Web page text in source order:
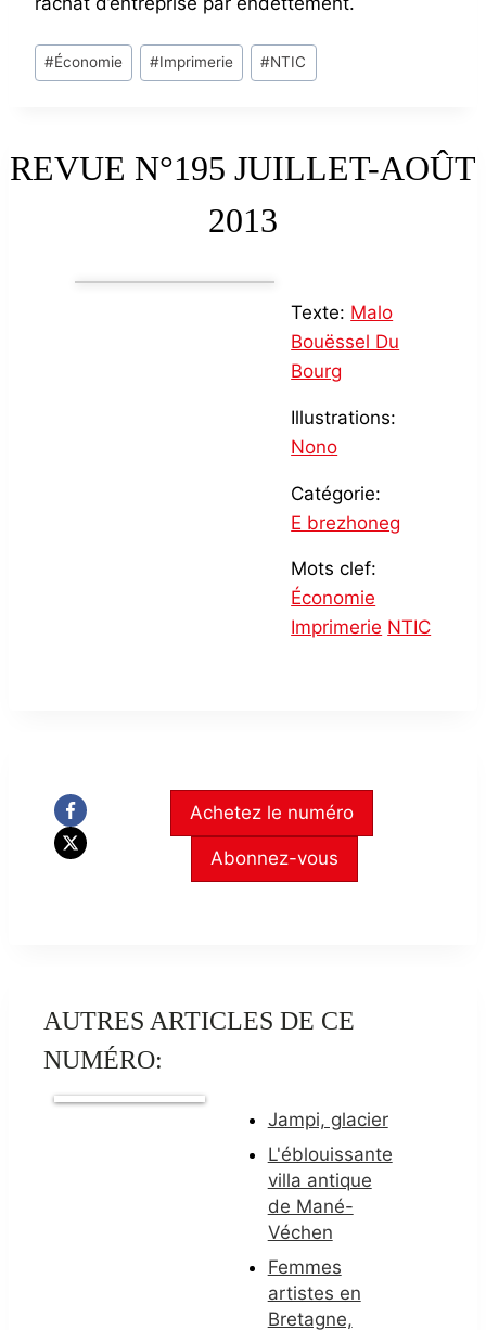
Post
Tags:
#Économie #Imprimerie #NTIC
REVUE N°195 JUILLET-AOÛT
2013
Texte: Malo
Bouëssel Du
Bourg
Illustrations:
Nono
Catégorie:
E brezhoneg
Mots clef:
Économie
Imprimerie NTIC
Achetez le numéro
Abonnez-vous
AUTRES ARTICLES DE CE
NUMÉRO:
Jampi, glacier
L'éblouissante
villa antique
de Mané-
Véchen
Femmes
artistes en
Bretagne,